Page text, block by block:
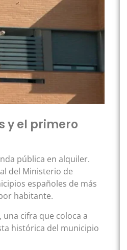
y el primero
pública en alquiler.
del Ministerio de
españoles de más
habitante.
cifra que coloca a
histórica del municipio